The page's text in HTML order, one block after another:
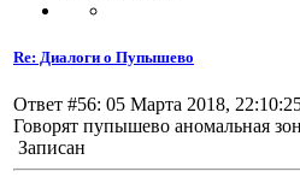
Re: Диалоги о Пупышево
Ответ #56: 05 Марта 2018,
Говорят пупышево аномальная
Записан